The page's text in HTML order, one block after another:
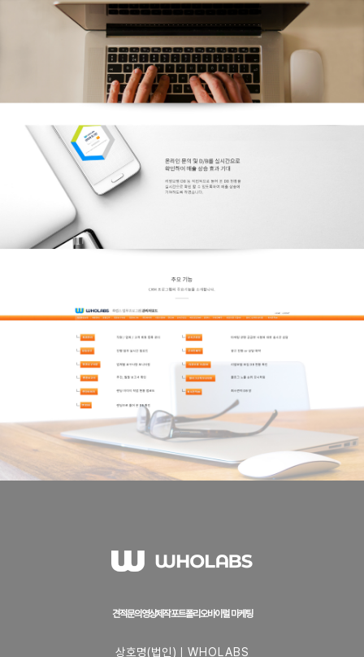
견적문의영상제작포트폴리오바이럴 마케팅
상호명(법인) WHOLABS